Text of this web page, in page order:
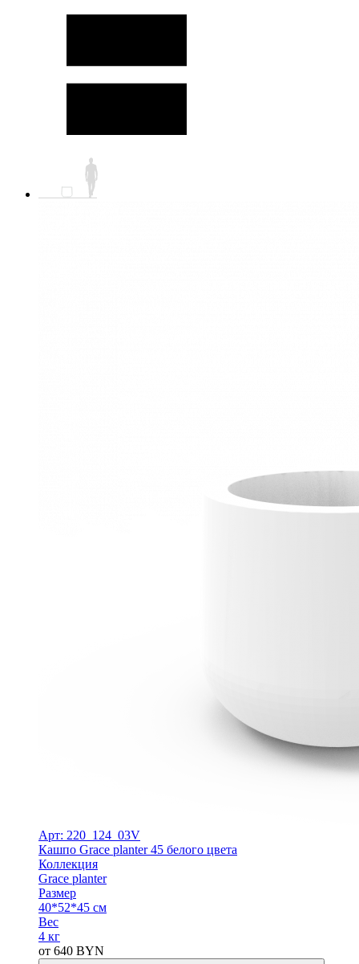
Арт: 220_124_03V
Кашпо Grace planter 45 белого цвета
Коллекция
Grace planter
Размер
40*52*45 см
Вес
4 кг
от 640 BYN